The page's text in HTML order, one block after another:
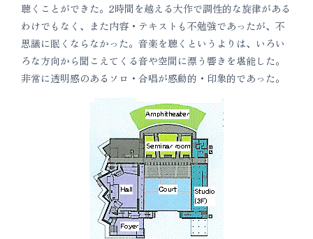
聴くことができた。2時間を越える大作で調性的な旋律がある
わけでもなく、また内容・テキストも不勉強であったが、不
思議に眠くならなかった。音楽を聴くというよりは、いろい
ろな方向から聞こえてくる音や空間に漂う響きを堪能した。
非常に透明感のあるソロ・合唱が感動的・印象的であった。